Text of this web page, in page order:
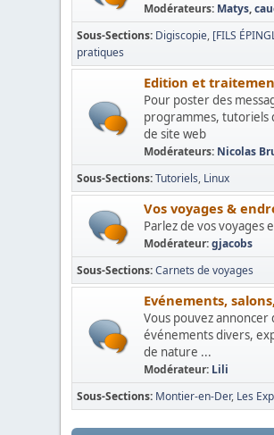
Modérateurs: Matys,
Sous-Sections Digiscopie [FILS
pratiques
Edition et
Pour poster des
programmes, tutoriels
de site web
Modérateurs: Nicolas
Sous-Sections Tutoriels Linux
Vos voyages &
Parlez de vos voyages
Modérateur:gjacobs
Sous-Sections Carnets de voyages
Evénements,
Vous pouvez annoncer
événements divers,
de nature ...
Modérateur: Lili
Sous-Sections Montier-en-Der Les